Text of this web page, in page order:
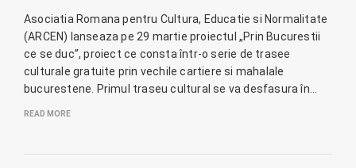
Asociatia Romana pentru Cultura, Educatie si Normalitate
(ARCEN) lanseaza pe 29 martie proiectul „Prin Bucurestii
ce se duc”, proiect ce consta într-o serie de trasee
culturale gratuite prin vechile cartiere si mahalale
bucurestene. Primul traseu cultural se va desfasura în…
READ MORE